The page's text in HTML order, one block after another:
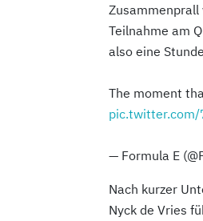
Zusammenprall
Teilnahme am
also eine
The moment
pic.twitter.com/
— Formula E
Nach kurzer
Nyck de Vries